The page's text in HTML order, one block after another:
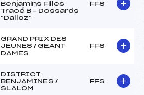
Benjamins Filles
Tracé B – Dossards
"Dalloz"
FFS
GRAND PRIX DES
JEUNES / GEANT
DAMES
FFS
DISTRICT
BENJAMINES /
SLALOM
FFS